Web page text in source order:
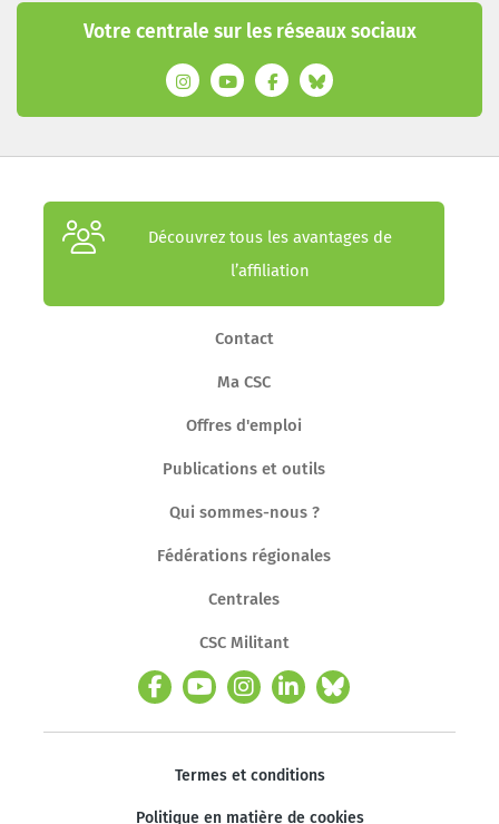
Votre centrale sur les réseaux sociaux
Découvrez tous les avantages de
l’affiliation
Contact
Ma CSC
Offres d'emploi
Publications et outils
Qui sommes-nous ?
Fédérations régionales
Centrales
CSC Militant
Termes et conditions
Politique en matière de cookies